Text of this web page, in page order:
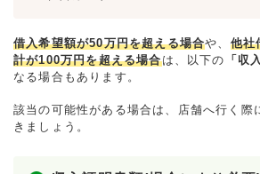
借入希望額が50万円を超える場合や、 他社
計が100万円を超える場合は、以下の 「収
なる場合もあります。
該当の可能性がある場合は、店舗へ行く際
きましょう。